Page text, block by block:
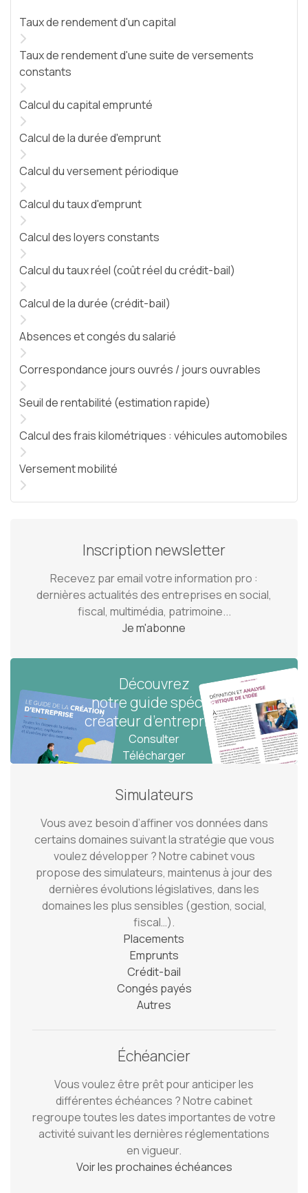
Taux de rendement d'un capital
Taux de rendement d'une suite de versements
constants
Calcul du capital emprunté
Calcul de la durée d'emprunt
Calcul du versement périodique
Calcul du taux d'emprunt
Calcul des loyers constants
Calcul du taux réel (coût réel du crédit-bail)
Calcul de la durée (crédit-bail)
Absences et congés du salarié
Correspondance jours ouvrés / jours ouvrables
Seuil de rentabilité (estimation rapide)
Calcul des frais kilométriques : véhicules automobiles
Versement mobilité
Inscription newsletter
Recevez par email votre information pro :
dernières actualités des entreprises en social,
fiscal, multimédia, patrimoine...
Je m'abonne
Découvrez
notre guide pratique
facturation électronique
Consulter
Télécharger
Découvrez
notre guide spécial
créateur d’entreprise
Consulter
Télécharger
Découvrez
notre guide spécial
chef d'entreprise
Consulter
Télécharger
Découvrez
notre guide spécial
gestion de patrimoine
Consulter
Télécharger
Présentation Guide n° 1
Présentation Guide n° 2
Présentation Guide n° 3
Présentation Guide n° 4
Simulateurs
Vous avez besoin d’affiner vos données dans
certains domaines suivant la stratégie que vous
voulez développer ? Notre cabinet vous
propose des simulateurs, maintenus à jour des
dernières évolutions législatives, dans les
domaines les plus sensibles (gestion, social,
fiscal…).
Placements
Emprunts
Crédit-bail
Congés payés
Autres
Échéancier
Vous voulez être prêt pour anticiper les
différentes échéances ? Notre cabinet
regroupe toutes les dates importantes de votre
activité suivant les dernières réglementations
en vigueur.
Voir les prochaines échéances